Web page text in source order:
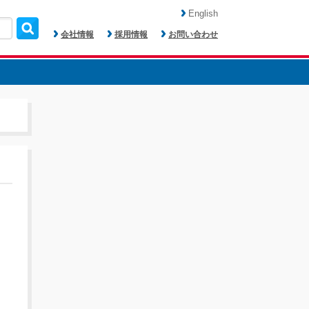
会社情報 採用情報 お問い合わせ
English